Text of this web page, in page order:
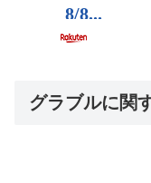
グラブルに関